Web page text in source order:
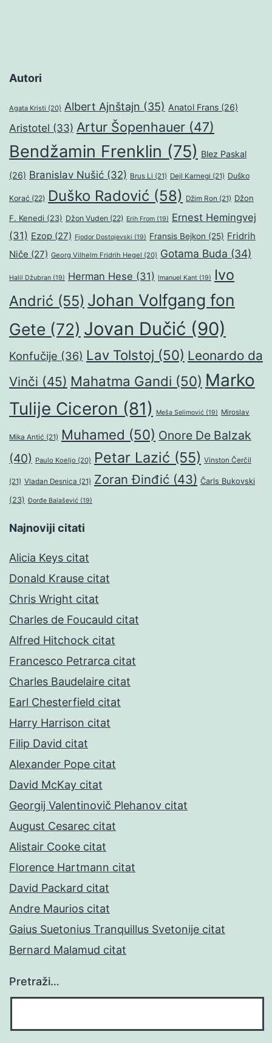
Autori
Agata Kristi (20) Albert Ajnštajn (35) Anatol Frans (26)
Aristotel (33) Artur Šopenhauer (47)
Bendžamin Frenklin (75) Blez Paskal
(26) Branislav Nušić (32) Brus Li (21) Dejl Karnegi (21) Duško
Korać (22) Duško Radović (58) Džim Ron (21) Džon
F. Kenedi (23) Džon Vuden (22) Erih From (19) Ernest Hemingvej
(31) Ezop (27) Fjodor Dostojevski (19) Fransis Bejkon (25) Fridrih
Niče (27) Georg Vilhelm Fridrih Hegel (20) Gotama Buda (34)
Halil Džubran (19) Herman Hese (31) Imanuel Kant (19)
Ivo
Andrić (55) Johan Volfgang fon
Gete (72) Jovan Dučić (90)
Konfučije (36) Lav Tolstoj (50) Leonardo da
Vinči (45) Mahatma Gandi (50) Marko
Tulije Ciceron (81) Meša Selimović (19) Miroslav
Mika Antić (21) Muhamed (50) Onore De Balzak
(40) Paulo Koeljo (20) Petar Lazić (55) Vinston Čerčil
(21) Vladan Desnica (21) Zoran Đinđić (43) Čarls Bukovski
(23) Đorđe Balašević (19)
Najnoviji citati
Alicia Keys citat
Donald Krause citat
Chris Wright citat
Charles de Foucauld citat
Alfred Hitchock citat
Francesco Petrarca citat
Charles Baudelaire citat
Earl Chesterfield citat
Harry Harrison citat
Filip David citat
Alexander Pope citat
David McKay citat
Georgij Valentinovič Plehanov citat
August Cesarec citat
Alistair Cooke citat
Florence Hartmann citat
David Packard citat
Andre Maurios citat
Gaius Suetonius Tranquillus Svetonije citat
Bernard Malamud citat
Pretraži…